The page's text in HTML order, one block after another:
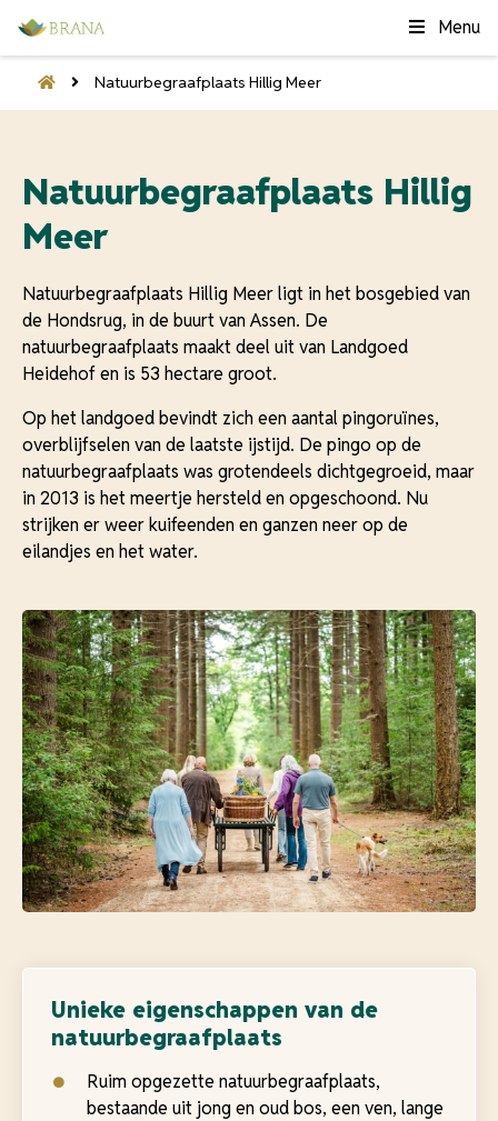
Menu
Natuurbegraafplaats Hillig Meer
Natuurbegraafplaats Hillig
Meer
Natuurbegraafplaats Hillig Meer ligt in het bosgebied van
de Hondsrug, in de buurt van Assen. De
natuurbegraafplaats maakt deel uit van Landgoed
Heidehof en is 53 hectare groot.
Op het landgoed bevindt zich een aantal pingoruïnes,
overblijfselen van de laatste ijstijd. De pingo op de
natuurbegraafplaats was grotendeels dichtgegroeid, maar
in 2013 is het meertje hersteld en opgeschoond. Nu
strijken er weer kuifeenden en ganzen neer op de
eilandjes en het water.
Unieke eigenschappen van de
natuurbegraafplaats
Ruim opgezette natuurbegraafplaats,
bestaande uit jong en oud bos, een ven, lange